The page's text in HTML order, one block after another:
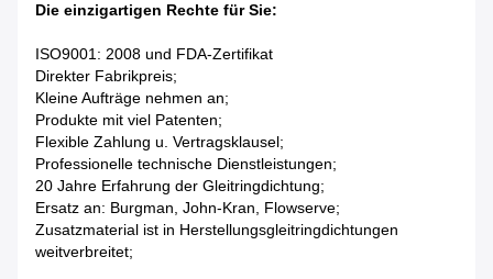
Die einzigartigen Rechte für Sie:
ISO9001: 2008 und FDA-Zertifikat
Direkter Fabrikpreis;
Kleine Aufträge nehmen an;
Produkte mit viel Patenten;
Flexible Zahlung u. Vertragsklausel;
Professionelle technische Dienstleistungen;
20 Jahre Erfahrung der Gleitringdichtung;
Ersatz an: Burgman, John-Kran, Flowserve;
Zusatzmaterial ist in Herstellungsgleitringdichtungen
weitverbreitet;